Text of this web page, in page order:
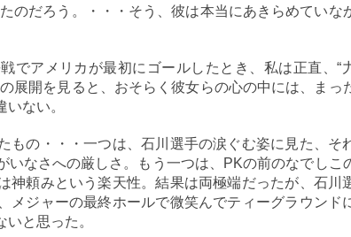
のだろう。・・・そう、彼は本当にあきらめていな
でアメリカが最初にゴールしたとき、私は正直、“
展開を見ると、おそらく彼女らの心の中には、まっ
ない。
もの・・・一つは、石川選手の涙ぐむ姿に見た、そ
いなさへの厳しさ。もう一つは、PKの前のなでしこ
神頼みという楽天性。結果は両極端だったが、石川
メジャーの最終ホールで微笑んでティーグラウンド
と思った。